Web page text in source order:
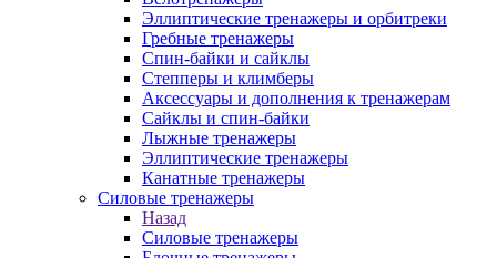
Эллиптические тренажеры и орбитреки
Гребные тренажеры
Спин-байки и сайклы
Степперы и климберы
Аксессуары и дополнения к тренажерам
Сайклы и спин-байки
Лыжные тренажеры
Эллиптические тренажеры
Канатные тренажеры
Силовые тренажеры
Назад
Силовые тренажеры